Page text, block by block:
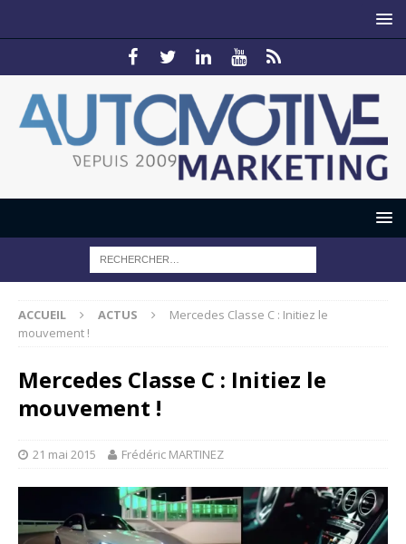
ACCUEIL ACTUS
Mercedes Classe C : Initiez le
mouvement !
Mercedes Classe C : Initiez le
mouvement !
21 mai 2015 Frédéric MARTINEZ